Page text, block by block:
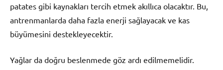
patates gibi kaynakları tercih etmek akıllıca olacaktır. Bu,
antrenmanlarda daha fazla enerji sağlayacak ve kas
büyümesini destekleyecektir.
Yağlar da doğru beslenmede göz ardı edilmemelidir.